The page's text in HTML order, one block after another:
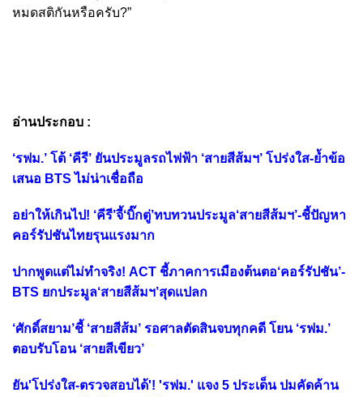
หมดสติกันหรือครับ?”
อ่านประกอบ :
‘รฟม.’ โต้ ‘คีรี’ ยันประมูลรถไฟฟ้า ‘สายสีส้มฯ’ โปร่งใส-ย้ำข้อ
เสนอ BTS ไม่น่าเชื่อถือ
อย่าให้เกินไป! ‘คีรี’จี้‘บิ๊กตู่’ทบทวนประมูล‘สายสีส้มฯ’-ชี้ปัญหา
คอร์รัปชันไทยรุนแรงมาก
ปากพูดแต่ไม่ทำจริง! ACT ชี้ภาคการเมืองต้นตอ‘คอร์รัปชัน’-
BTS ยกประมูล‘สายสีส้มฯ’สุดแปลก
‘ศักดิ์สยาม’ชี้ ‘สายสีส้ม’ รอศาลตัดสินจบทุกคดี โยน ‘รฟม.’
ตอบรับโอน ‘สายสีเขียว’
ยัน'โปร่งใส-ตรวจสอบได้'! 'รฟม.' แจง 5 ประเด็น ปมคัดค้าน